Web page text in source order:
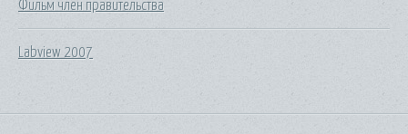
Фильм член правительства
Labview 2007